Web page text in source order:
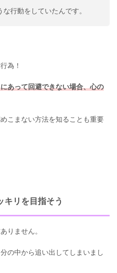
行動をしていたんです。
為！
あって回避できない場合、心の
こまない方法を知ることも重要
キリを目指そう
りません。
の中から追い出してしまいまし